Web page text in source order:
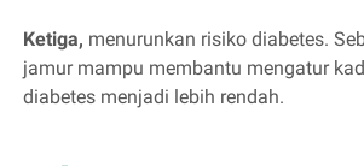
Ketiga, menurunkan risiko diabetes.
jamur mampu membantu mengatur
diabetes menjadi lebih rendah.